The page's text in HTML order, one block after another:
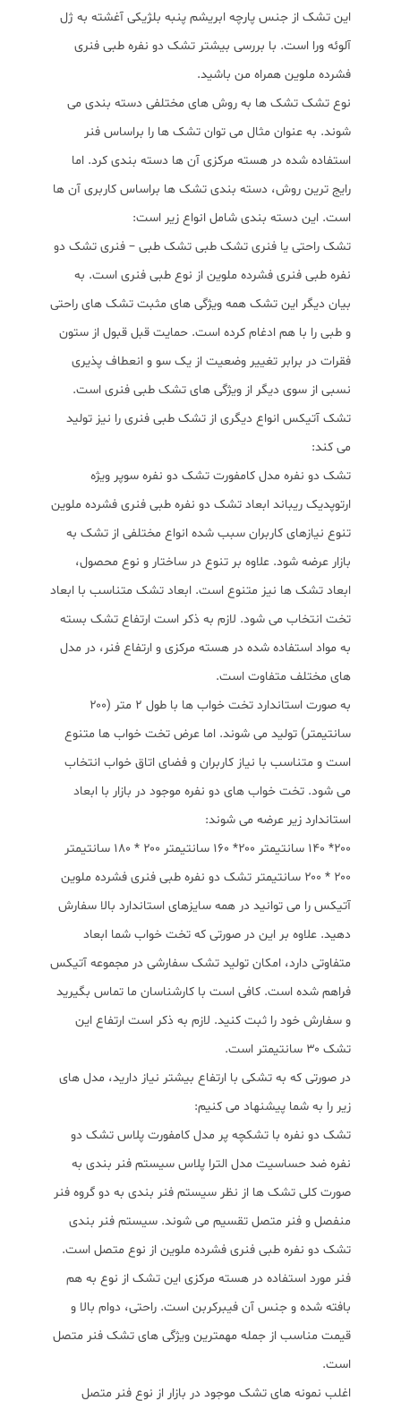
این تشک از جنس پارچه ابریشم پنبه بلژیکی آغشته به ژل
آلوئه ورا است. با بررسی بیشتر تشک دو نفره طبی فنری
فشرده ملوین همراه من باشید.
نوع تشک تشک ها به روش های مختلفی دسته بندی می
شوند. به عنوان مثال می توان تشک ها را براساس فنر
استفاده شده در هسته مرکزی آن ها دسته بندی کرد. اما
رایج ترین روش، دسته بندی تشک ها براساس کاربری آن ها
است. این دسته بندی شامل انواع زیر است:
تشک راحتی یا فنری تشک طبی تشک طبی – فنری تشک دو
نفره طبی فنری فشرده ملوین از نوع طبی فنری است. به
بیان دیگر این تشک همه ویژگی های مثبت تشک های راحتی
و طبی را با هم ادغام کرده است. حمایت قبل قبول از ستون
فقرات در برابر تغییر وضعیت از یک سو و انعطاف پذیری
نسبی از سوی دیگر از ویژگی های تشک طبی فنری است.
تشک آتیکس انواع دیگری از تشک طبی فنری را نیز تولید
می کند:
تشک دو نفره مدل کامفورت تشک دو نفره سوپر ویژه
ارتوپدیک ریباند ابعاد تشک دو نفره طبی فنری فشرده ملوین
تنوع نیازهای کاربران سبب شده انواع مختلفی از تشک به
بازار عرضه شود. علاوه بر تنوع در ساختار و نوع محصول،
ابعاد تشک ها نیز متنوع است. ابعاد تشک متناسب با ابعاد
تخت انتخاب می شود. لازم به ذکر است ارتفاع تشک بسته
به مواد استفاده شده در هسته مرکزی و ارتفاع فنر، در مدل
های مختلف متفاوت است.
به صورت استاندارد تخت خواب ها با طول ۲ متر (۲۰۰
سانتیمتر) تولید می شوند. اما عرض تخت خواب ها متنوع
است و متناسب با نیاز کاربران و فضای اتاق خواب انتخاب
می شود. تخت خواب های دو نفره موجود در بازار با ابعاد
استاندارد زیر عرضه می شوند:
۲۰۰* ۱۴۰ سانتیمتر ۲۰۰* ۱۶۰ سانتیمتر ۲۰۰ * ۱۸۰ سانتیمتر
۲۰۰ * ۲۰۰ سانتیمتر تشک دو نفره طبی فنری فشرده ملوین
آتیکس را می توانید در همه سایزهای استاندارد بالا سفارش
دهید. علاوه بر این در صورتی که تخت خواب شما ابعاد
متفاوتی دارد، امکان تولید تشک سفارشی در مجموعه آتیکس
فراهم شده است. کافی است با کارشناسان ما تماس بگیرید
و سفارش خود را ثبت کنید. لازم به ذکر است ارتفاع این
تشک ۳۰ سانتیمتر است.
در صورتی که به تشکی با ارتفاع بیشتر نیاز دارید، مدل های
زیر را به شما پیشنهاد می کنیم:
تشک دو نفره با تشکچه پر مدل کامفورت پلاس تشک دو
نفره ضد حساسیت مدل الترا پلاس سیستم فنر بندی به
صورت کلی تشک ها از نظر سیستم فنر بندی به دو گروه فنر
منفصل و فنر متصل تقسیم می شوند. سیستم فنر بندی
تشک دو نفره طبی فنری فشرده ملوین از نوع متصل است.
فنر مورد استفاده در هسته مرکزی این تشک از نوع به هم
بافته شده و جنس آن فیبرکربن است. راحتی، دوام بالا و
قیمت مناسب از جمله مهمترین ویژگی های تشک فنر متصل
است.
اغلب نمونه های تشک موجود در بازار از نوع فنر متصل